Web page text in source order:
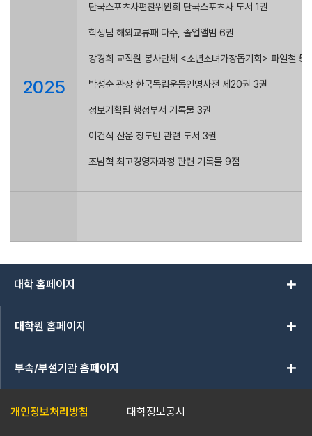
2025
단국스포츠사편찬위원회 단국스포츠사 도서 1권
학생팀 해외교류패 다수, 졸업앨범 6권
강경희 교직원 봉사단체 <소년소녀가장돕기회> 파일철 5
박성순 관장 한국독립운동인명사전 제20권 3권
정보기획팀 행정부서 기록물 3권
이건식 산운 장도빈 관련 도서 3권
조남혁 최고경영자과정 관련 기록물 9점
대학 홈페이지 add
대학원 홈페이지 add
부속/부설기관 홈페이지 add
개인정보처리방침 대학정보공시